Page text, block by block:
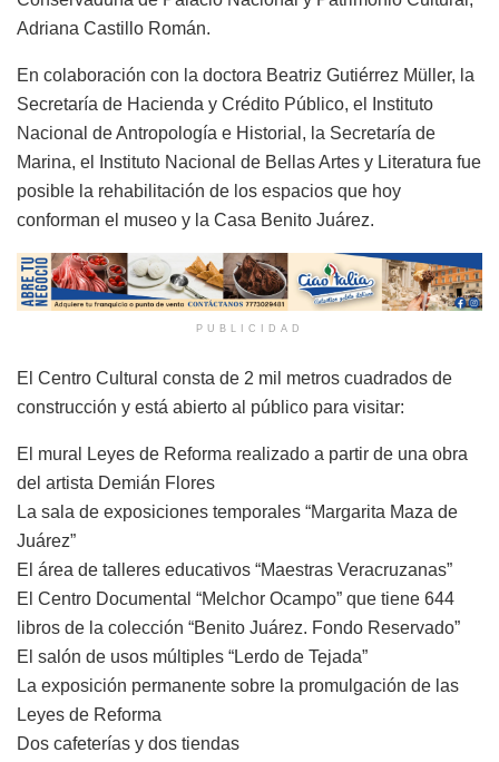
Adriana Castillo Román.
En colaboración con la doctora Beatriz Gutiérrez Müller, la
Secretaría de Hacienda y Crédito Público, el Instituto
Nacional de Antropología e Historial, la Secretaría de
Marina, el Instituto Nacional de Bellas Artes y Literatura fue
posible la rehabilitación de los espacios que hoy
conforman el museo y la Casa Benito Juárez.
PUBLICIDAD
El Centro Cultural consta de 2 mil metros cuadrados de
construcción y está abierto al público para visitar:
El mural Leyes de Reforma realizado a partir de una obra
del artista Demián Flores
La sala de exposiciones temporales “Margarita Maza de
Juárez”
El área de talleres educativos “Maestras Veracruzanas”
El Centro Documental “Melchor Ocampo” que tiene 644
libros de la colección “Benito Juárez. Fondo Reservado”
El salón de usos múltiples “Lerdo de Tejada”
La exposición permanente sobre la promulgación de las
Leyes de Reforma
Dos cafeterías y dos tiendas